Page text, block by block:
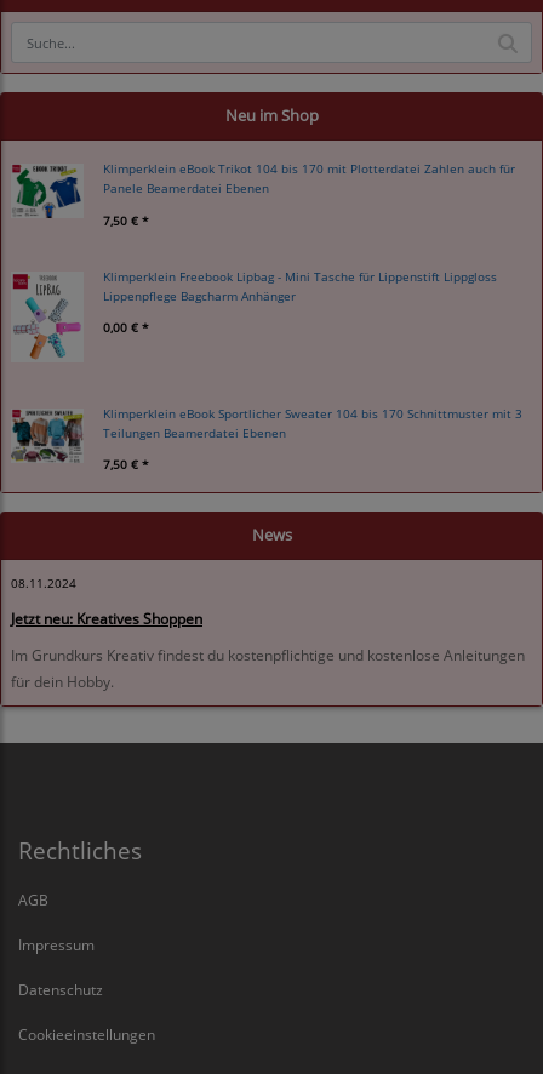
Neu im Shop
Klimperklein eBook Trikot 104 bis 170 mit Plotterdatei Zahlen auch für
Panele Beamerdatei Ebenen
7,50 € *
Klimperklein Freebook Lipbag - Mini Tasche für Lippenstift Lippgloss
Lippenpflege Bagcharm Anhänger
0,00 € *
Klimperklein eBook Sportlicher Sweater 104 bis 170 Schnittmuster mit 3
Teilungen Beamerdatei Ebenen
7,50 € *
News
08.11.2024
Jetzt neu: Kreatives Shoppen
Im Grundkurs Kreativ findest du kostenpflichtige und kostenlose Anleitungen
für dein Hobby.
Rechtliches
AGB
Impressum
Datenschutz
Cookieeinstellungen